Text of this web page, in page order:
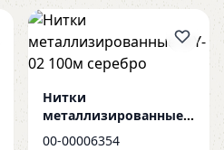
Нитки
металлизированные
MY-02 100м серебро
00-00006354